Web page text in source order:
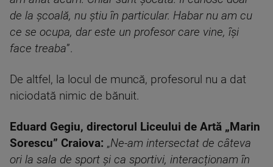
de la școală, nu știu în particular. Habar nu am cu
ce se ocupa, dar este un profesor care vine, își
face treaba”.
De altfel, la locul de muncă, profesorul nu a dat
niciodată nimic de bănuit.
Eduard Gegiu, directorul Liceului de Artă „Marin
Sorescu” Craiova: „Ne-am intersectat de câteva
ori la sala de sport și ca sportivi, interacționam în